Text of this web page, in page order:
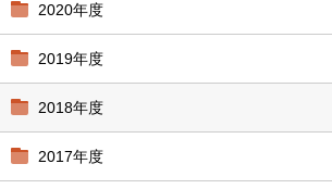
2020年度
2019年度
2018年度
2017年度